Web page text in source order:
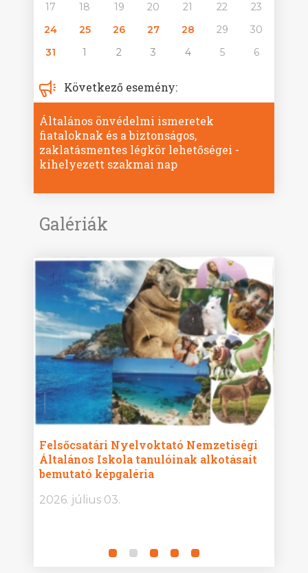
17
18 19 20 21 22
23
24
25 26 27 28 29
30
31
1 2 3 4 5 6
Következő esemény:
Általános önvédelmi ismeretek
fiataloknak és a biztonságos,
zaklatásmentes légkör lehetőségei -
kihelyezett szakmai nap
Galériák
Felsőcsatári Nyelvoktató Nemzetiségi
Általános Iskola tanulóinak alkotásait
bemutató képgaléria
2026. július 03.